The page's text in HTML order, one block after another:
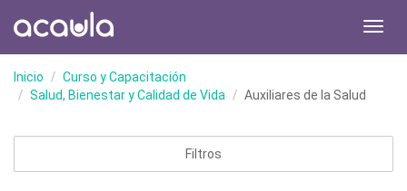
Inicio
Curso y Capacitación
Salud, Bienestar y Calidad de Vida
Auxiliares de la Salud
Filtros